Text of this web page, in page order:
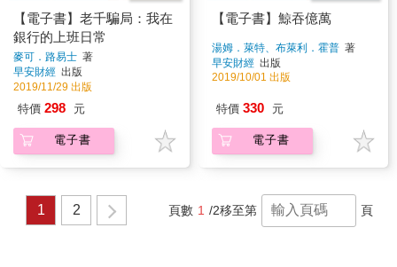
【電子書】老千騙局：我在
銀行的上班日常
麥可．路易士 著
早安財經 出版
2019/11/29 出版
特價 298 元
電子書
【電子書】鯨吞億萬
湯姆．萊特、布萊利．霍普 著
早安財經 出版
2019/10/01 出版
特價 330 元
電子書
1 2 頁數 1 /2移至第 頁